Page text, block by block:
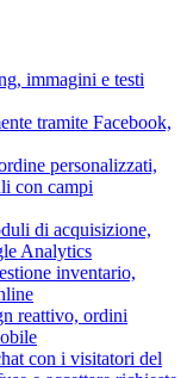
immagini e testi
tramite Facebook,
personalizzati,
con campi
di acquisizione,
Analytics
inventario,
reattivo, ordini
con i visitatori del